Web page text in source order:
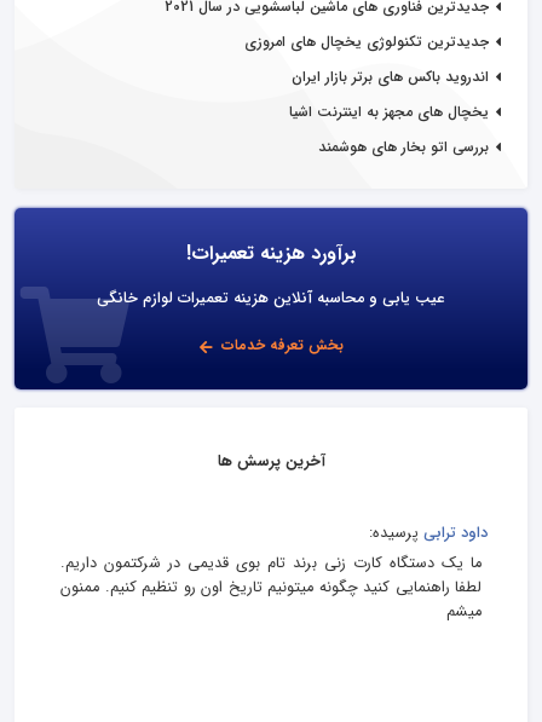
جدیدترین فناوری های ماشین لباسشویی در سال 2021
جدیدترین تکنولوژی یخچال های امروزی
اندروید باکس های برتر بازار ایران
یخچال های مجهز به اینترنت اشیا
بررسی اتو بخار های هوشمند
برآورد هزینه تعمیرات!
عیب یابی و محاسبه آنلاین هزینه تعمیرات لوازم خانگی
بخش تعرفه خدمات
آخرین پرسش ها
داود ترابی پرسیده:
ما یک دستگاه کارت زنی برند تام بوی قدیمی در شرکتمون داریم.
لطفا راهنمایی کنید چگونه میتونیم تاریخ اون رو تنظیم کنیم. ممنون
میشم